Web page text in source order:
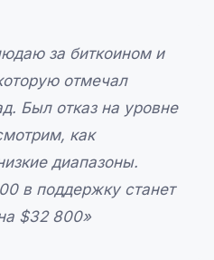
за биткоином и
отмечал
Был отказ на уровне
как
диапазоны.
в поддержку станет
$32 800»